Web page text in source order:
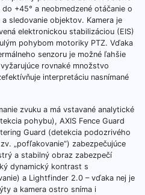
+45° a neobmedzené otáčanie o
sledovanie objektov. Kamera je
elektronickou stabilizáciou (EIS)
pohybom motoriky PTZ. Vďaka
senzoru je možné ľahšie
rovnaké množstvo
interpretáciu nasnímané
zvuku a má vstavané analytické
pohybu), AXIS Fence Guard
Guard (detekcia podozrivého
„pofľakovanie“) zabezpečujúce
a stabilný obraz zabezpečí
dynamický kontrast s
a Lightfinder 2.0 – vďaka nej je
a kamera ostro sníma i